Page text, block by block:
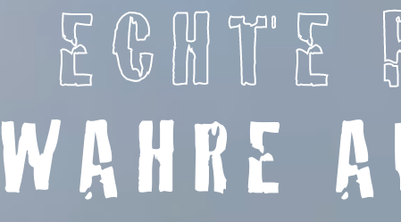
ECHTE
WAHRE